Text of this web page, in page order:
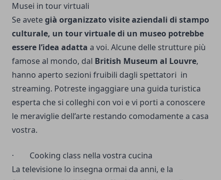
Musei in tour virtuali
Se avetegià organizzato visite aziendali di stampo
culturale, un tour virtuale di un museo potrebbe
essere l’idea adatta a voi. Alcune delle strutture più
famose al mondo, dal British Museum al Louvre,
hanno aperto sezioni fruibili dagli spettatori in
streaming. Potreste ingaggiare una guida turistica
esperta che si colleghi con voi e vi porti a conoscere
le meraviglie dell’arte restando comodamente a casa
vostra.
· Cooking class nella vostra cucina
La televisione lo insegna ormai da anni, e la